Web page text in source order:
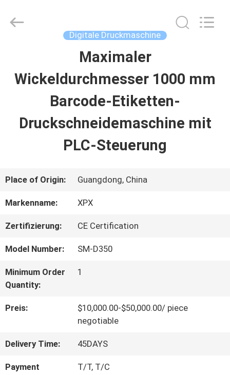
HAUSE
PRODUKTE
ÜBER
UNS
WERKSBESICHTIGUNG
QUALITÄTSKONTROLLE
Equipment
Digitale Druckmaschine
Maximaler
Wickeldurchmesser 1000 mm
Barcode-Etiketten-
Druckschneidemaschine mit
PLC-Steuerung
Place of Origin: Guangdong, China
Markenname: XPX
Zertifizierung: CE Certification
Model Number: SM-D350
Minimum Order
Quantity:
1
Preis:
$10,000.00-$50,000.00/ piece
negotiable
Delivery Time: 45DAYS
Payment
T/T, T/C